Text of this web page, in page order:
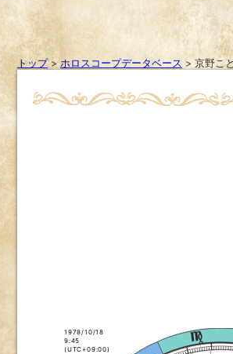
トップ>ホロスコープデータベース > 京野こ
1978/10/18
9:45
(UTC+09:00)